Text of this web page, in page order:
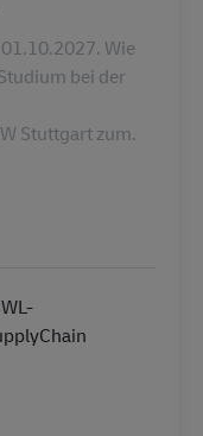
Wie
bei der
Stuttgart zum.